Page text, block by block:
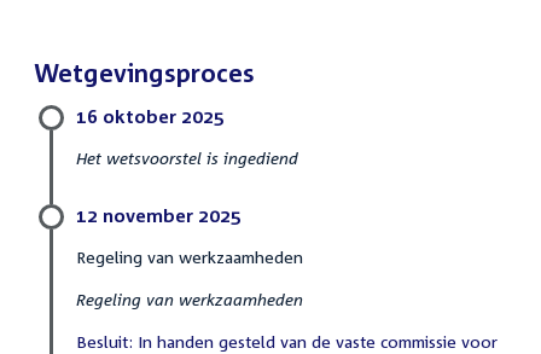
Wetgevingsproces
16 oktober 2025
Het wetsvoorstel is ingediend
12 november 2025
Regeling van werkzaamheden
Regeling van werkzaamheden
Besluit: In handen gesteld van de vaste commissie voor